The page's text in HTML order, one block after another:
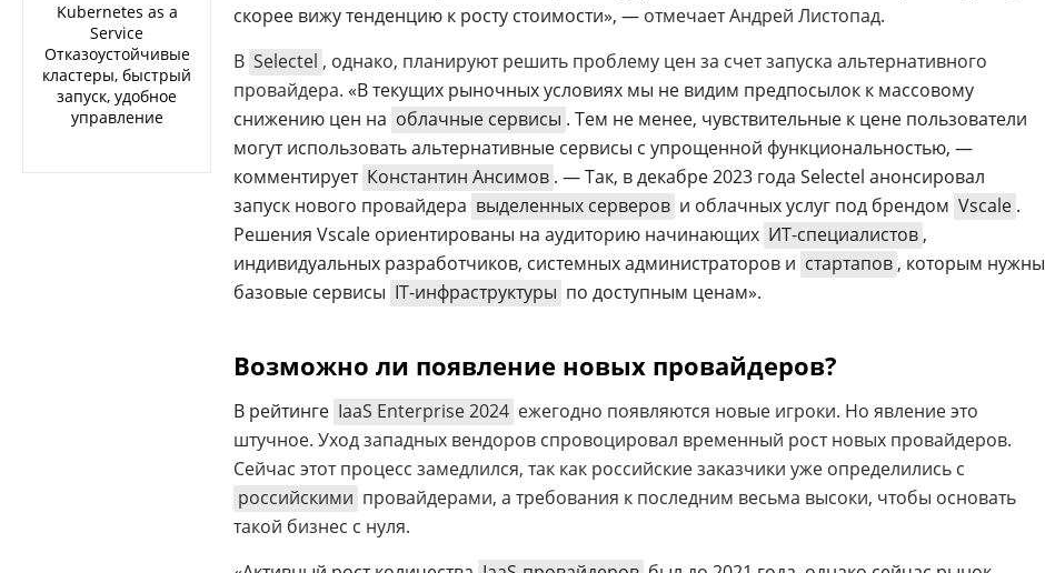
Kubernetes as a
Service
Отказоустойчивые
кластеры, быстрый
запуск, удобное
управление
скорее вижу тенденцию к росту стоимости», — отмечает Андрей Листопад.
В Selectel , однако, планируют решить проблему цен за счет запуска альтернативного
провайдера. «В текущих рыночных условиях мы не видим предпосылок к массовому
снижению цен на облачные сервисы . Тем не менее, чувствительные к цене пользователи
могут использовать альтернативные сервисы с упрощенной функциональностью, —
комментирует Константин Ансимов . — Так, в декабре 2023 года Selectel анонсировал
запуск нового провайдера выделенных серверов и облачных услуг под брендом Vscale .
Решения Vscale ориентированы на аудиторию начинающих ИТ-специалистов ,
индивидуальных разработчиков, системных администраторов и стартапов , которым нужны
базовые сервисы IT-инфраструктуры по доступным ценам».
Возможно ли появление новых провайдеров?
В рейтинге IaaS Enterprise 2024 ежегодно появляются новые игроки. Но явление это
штучное. Уход западных вендоров спровоцировал временный рост новых провайдеров.
Сейчас этот процесс замедлился, так как российские заказчики уже определились с
российскими провайдерами, а требования к последним весьма высоки, чтобы основать
такой бизнес с нуля.